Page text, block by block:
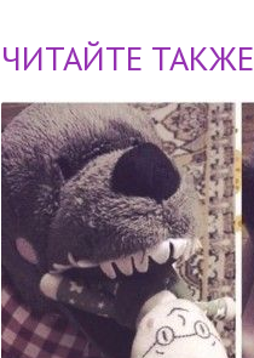
ЧИТАЙТЕ ТАКЖЕ